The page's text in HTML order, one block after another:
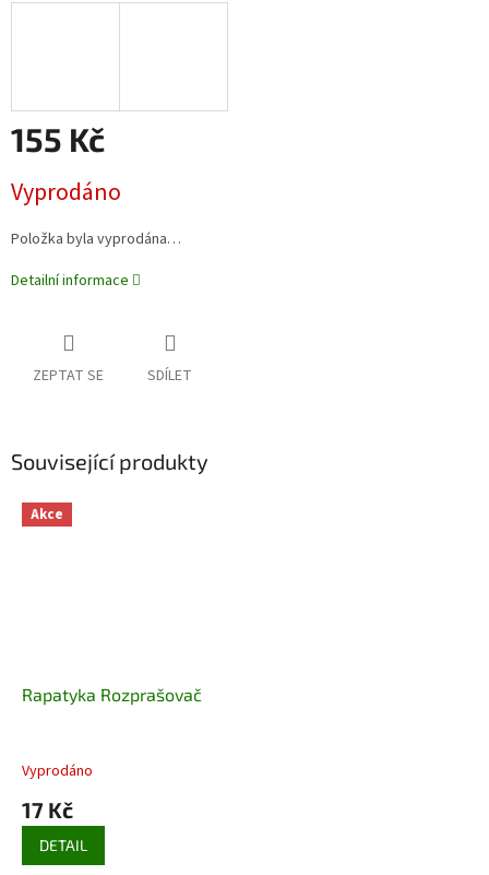
155 Kč
cena:
Vyprodáno
Položka byla vyprodána…
Detailní informace
ZEPTAT SE SDÍLET
Související produkty
Akce
Rapatyka Rozprašovač
Vyprodáno
17 Kč
DETAIL